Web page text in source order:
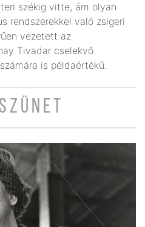
székig vitte, ám olyan
rendszerekkel való zsigeri
vezetett az
Tivadar cselekvő
is példaértékű.